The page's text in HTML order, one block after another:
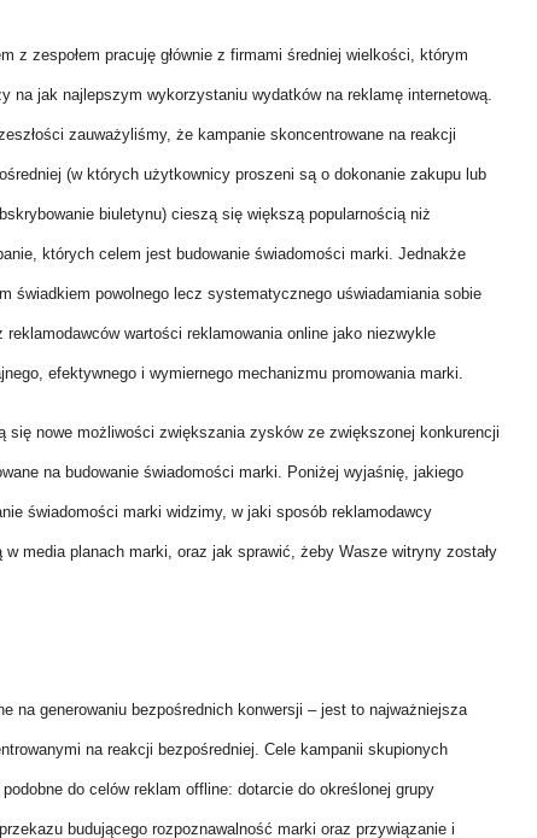
z zespołem pracuję głównie z firmami średniej wielkości, którym
na jak najlepszym wykorzystaniu wydatków na reklamę internetową.
zauważyliśmy, że kampanie skoncentrowane na reakcji
(w których użytkownicy proszeni są o dokonanie zakupu lub
biuletynu) cieszą się większą popularnością niż
których celem jest budowanie świadomości marki. Jednakże
świadkiem powolnego lecz systematycznego uświadamiania sobie
reklamodawców wartości reklamowania online jako niezwykle
efektywnego i wymiernego mechanizmu promowania marki.
się nowe możliwości zwiększania zysków ze zwiększonej konkurencji
na budowanie świadomości marki. Poniżej wyjaśnię, jakiego
świadomości marki widzimy, w jaki sposób reklamodawcy
media planach marki, oraz jak sprawić, żeby Wasze witryny zostały
na generowaniu bezpośrednich konwersji – jest to najważniejsza
na reakcji bezpośredniej. Cele kampanii skupionych
do celów reklam offline: dotarcie do określonej grupy
budującego rozpoznawalność marki oraz przywiązanie i